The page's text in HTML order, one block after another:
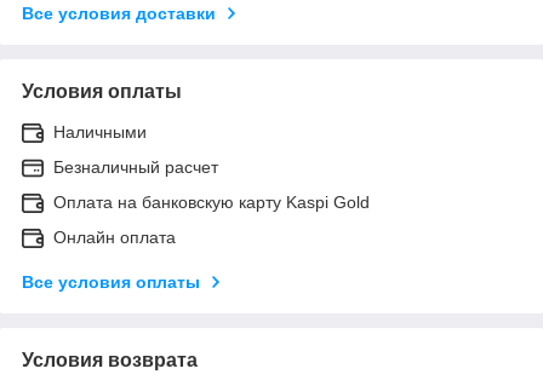
Все условия доставки
Условия оплаты
Наличными
Безналичный расчет
Оплата на банковскую карту Kaspi Gold
Онлайн оплата
Все условия оплаты
Условия возврата